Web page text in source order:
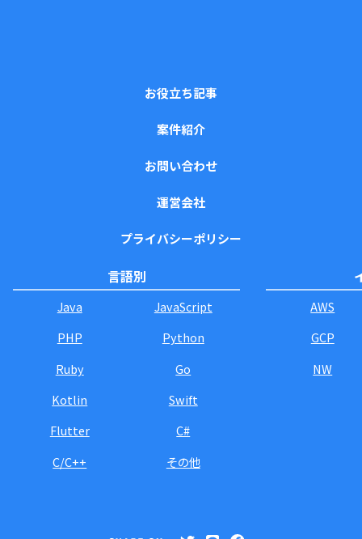
お役立ち記事
案件紹介
お問い合わせ
運営会社
プライバシーポリシー
言語別
Java
JavaScript
PHP
Python
Ruby
Go
Kotlin
Swift
Flutter
C#
C/C++
その他
AWS
GCP
NW